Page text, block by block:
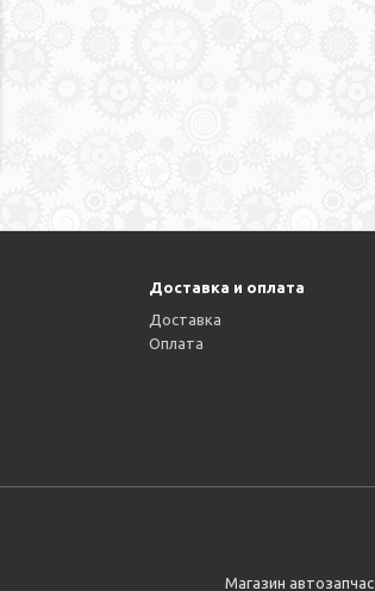
Доставка и оплата
Доставка
Оплата
Магазин